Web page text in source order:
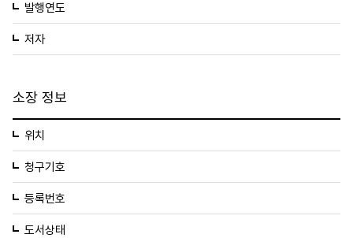
발행연도
저자
소장 정보
위치
청구기호
등록번호
도서상태